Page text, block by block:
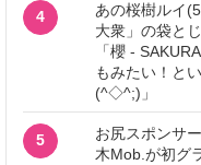
4
あの桜樹ルイ
大衆」の袋と
「櫻 -
もみたい！と
(^◇^;)」
5
お尻スポンサ
木Mob.が初グ